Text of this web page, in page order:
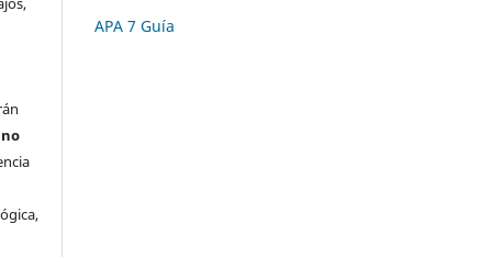
no
APA 7 Guía